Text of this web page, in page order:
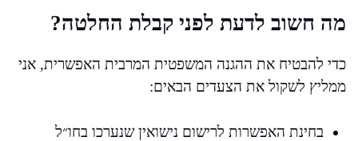
מה חשוב לדעת לפני קבלת החלטה?
כדי להבטיח את ההגנה המשפטית המרבית האפשרית, אני
ממליץ לשקול את הצעדים הבאים:
בחינת האפשרות לרישום נישואין שנערכו בחו״ל